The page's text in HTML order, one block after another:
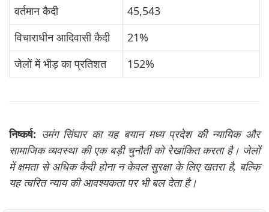
वर्तमान कैदी
45,543
विचाराधीन आदिवासी कैदी
21%
जेलों में भीड़ का प्रतिशत
152%
निष्कर्ष: उमंग सिंघार का यह बयान मध्य प्रदेश की न्यायिक और
सामाजिक व्यवस्था की एक बड़ी चुनौती को रेखांकित करता है। जेलों
में क्षमता से अधिक कैदी होना न केवल सुरक्षा के लिए खतरा है, बल्कि
यह त्वरित न्याय की आवश्यकता पर भी बल देता है।